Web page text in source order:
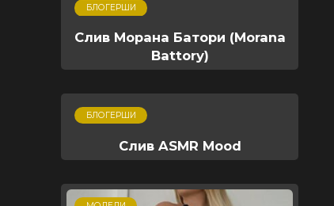
БЛОГЕРШИ
Слив Морана Батори (Morana
Battory)
БЛОГЕРШИ
Слив ASMR Mood